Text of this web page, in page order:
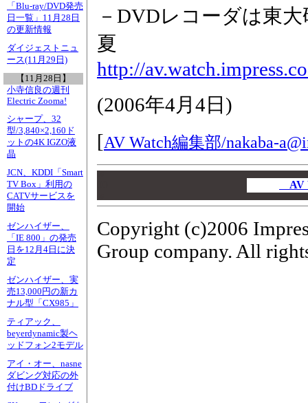
「Blu-ray/DVD発売
日一覧」11月28日
の更新情報
ダイジェストニュ
ース(11月29日)
【11月28日】
小寺信良の週刊
Electric Zooma!
シャープ、32
型/3,840×2,160ド
ットの4K IGZO液
晶
JCN、KDDI「Smart
TV Box」利用の
CATVサービスを
開始
ゼンハイザー、
「IE 800」の発売
日を12月4日に決
定
ゼンハイザー、実
売13,000円の新カ
ナル型「CX985」
ティアック、
beyerdynamic製ヘ
ッドフォン2モデル
アイ・オー、nasne
ダビング対応の外
付けBDドライブ
－DVDレコーダは東
夏
http://
(2006年4月4日 )
[AV Watch編集部/nakaba-
AV
Copyright (c)2006
Group company. All